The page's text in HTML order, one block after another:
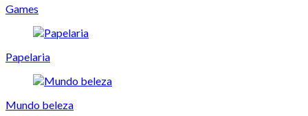
Games
Papelaria
Mundo beleza